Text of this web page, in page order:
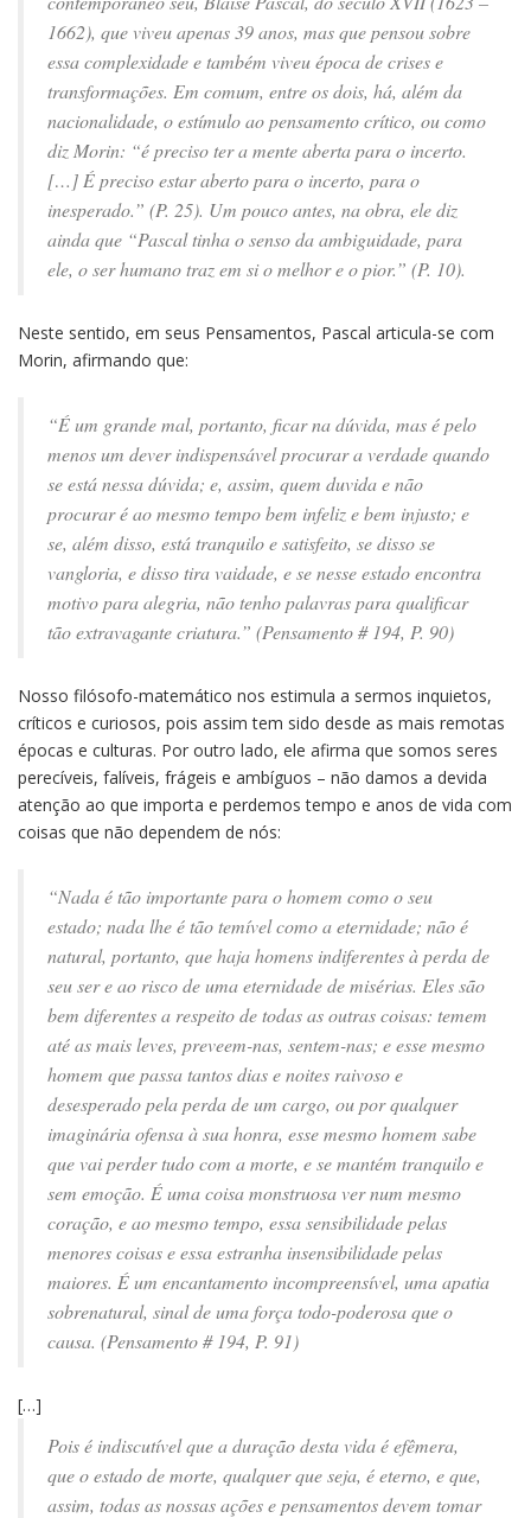
1662), que viveu apenas 39 anos, mas que pensou sobre
essa complexidade e também viveu época de crises e
transformações. Em comum, entre os dois, há, além da
nacionalidade, o estímulo ao pensamento crítico, ou como
diz Morin: “é preciso ter a mente aberta para o incerto.
[…] É preciso estar aberto para o incerto, para o
inesperado.” (P. 25). Um pouco antes, na obra, ele diz
ainda que “Pascal tinha o senso da ambiguidade, para
ele, o ser humano traz em si o melhor e o pior.” (P. 10).
Neste sentido, em seus Pensamentos, Pascal articula-se com
Morin, afirmando que:
“É um grande mal, portanto, ficar na dúvida, mas é pelo
menos um dever indispensável procurar a verdade quando
se está nessa dúvida; e, assim, quem duvida e não
procurar é ao mesmo tempo bem infeliz e bem injusto; e
se, além disso, está tranquilo e satisfeito, se disso se
vangloria, e disso tira vaidade, e se nesse estado encontra
motivo para alegria, não tenho palavras para qualificar
tão extravagante criatura.” (Pensamento # 194, P. 90)
Nosso filósofo-matemático nos estimula a sermos inquietos,
críticos e curiosos, pois assim tem sido desde as mais remotas
épocas e culturas. Por outro lado, ele afirma que somos seres
perecíveis, falíveis, frágeis e ambíguos – não damos a devida
atenção ao que importa e perdemos tempo e anos de vida com
coisas que não dependem de nós:
“Nada é tão importante para o homem como o seu
estado; nada lhe é tão temível como a eternidade; não é
natural, portanto, que haja homens indiferentes à perda de
seu ser e ao risco de uma eternidade de misérias. Eles são
bem diferentes a respeito de todas as outras coisas: temem
até as mais leves, preveem-nas, sentem-nas; e esse mesmo
homem que passa tantos dias e noites raivoso e
desesperado pela perda de um cargo, ou por qualquer
imaginária ofensa à sua honra, esse mesmo homem sabe
que vai perder tudo com a morte, e se mantém tranquilo e
sem emoção. É uma coisa monstruosa ver num mesmo
coração, e ao mesmo tempo, essa sensibilidade pelas
menores coisas e essa estranha insensibilidade pelas
maiores. É um encantamento incompreensível, uma apatia
sobrenatural, sinal de uma força todo-poderosa que o
causa. (Pensamento # 194, P. 91)
[…]
Pois é indiscutível que a duração desta vida é efêmera,
que o estado de morte, qualquer que seja, é eterno, e que,
assim, todas as nossas ações e pensamentos devem tomar